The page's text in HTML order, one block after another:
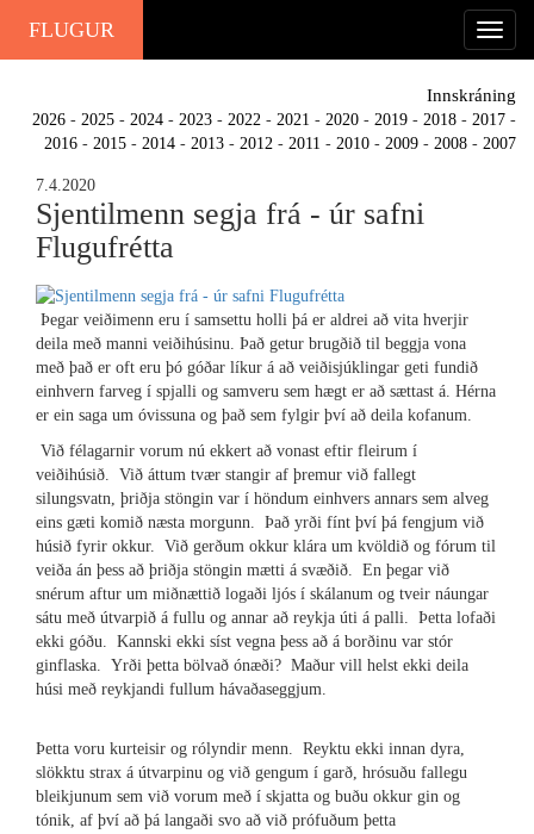
FLUGUR
Innskráning
2026 - 2025 - 2024 - 2023 - 2022 - 2021 - 2020 - 2019 - 2018 - 2017 -
2016 - 2015 - 2014 - 2013 - 2012 - 2011 - 2010 - 2009 - 2008 - 2007
7.4.2020
Sjentilmenn segja frá - úr safni
Flugufrétta
Þegar veiðimenn eru í samsettu holli þá er aldrei að vita hverjir
deila með manni veiðihúsinu. Það getur brugðið til beggja vona
með það er oft eru þó góðar líkur á að veiðisjúklingar geti fundið
einhvern farveg í spjalli og samveru sem hægt er að sættast á. Hérna
er ein saga um óvissuna og það sem fylgir því að deila kofanum.
Við félagarnir vorum nú ekkert að vonast eftir fleirum í
veiðihúsið. Við áttum tvær stangir af þremur við fallegt
silungsvatn, þriðja stöngin var í höndum einhvers annars sem alveg
eins gæti komið næsta morgunn. Það yrði fínt því þá fengjum við
húsið fyrir okkur. Við gerðum okkur klára um kvöldið og fórum til
veiða án þess að þriðja stöngin mætti á svæðið. En þegar við
snérum aftur um miðnættið logaði ljós í skálanum og tveir náungar
sátu með útvarpið á fullu og annar að reykja úti á palli. Þetta lofaði
ekki góðu. Kannski ekki síst vegna þess að á borðinu var stór
ginflaska. Yrði þetta bölvað ónæði? Maður vill helst ekki deila
húsi með reykjandi fullum hávaðaseggjum.
Þetta voru kurteisir og rólyndir menn. Reyktu ekki innan dyra,
slökktu strax á útvarpinu og við gengum í garð, hrósuðu fallegu
bleikjunum sem við vorum með í skjatta og buðu okkur gin og
tónik, af því að þá langaði svo að við prófuðum þetta